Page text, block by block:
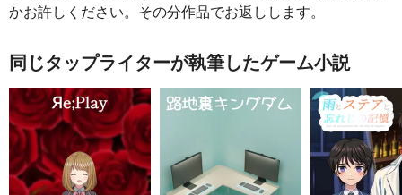
かお許しください。その分作品でお返しします。
同じタップライターが執筆したゲーム小説